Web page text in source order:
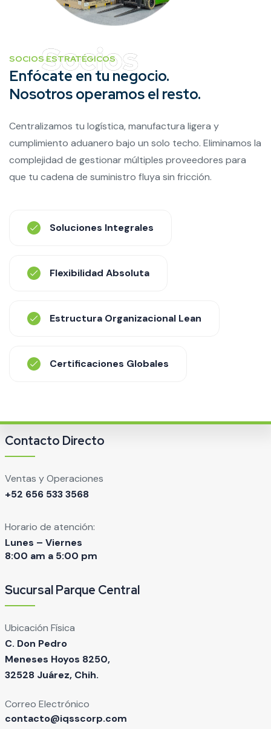
SOCIOS ESTRATÉGICOS
Enfócate en tu negocio.
Nosotros operamos el resto.
Centralizamos tu logística, manufactura ligera y
cumplimiento aduanero bajo un solo techo. Eliminamos la
complejidad de gestionar múltiples proveedores para
que tu cadena de suministro fluya sin fricción.
Soluciones Integrales
Flexibilidad Absoluta
Estructura Organizacional Lean
Certificaciones Globales
Contacto Directo
Ventas y Operaciones
+52 656 533 3568
Horario de atención:
Lunes – Viernes
8:00 am a 5:00 pm
Sucursal Parque Central
Ubicación Física
C. Don Pedro
Meneses Hoyos 8250,
32528 Juárez, Chih.
Correo Electrónico
contacto@iqsscorp.com